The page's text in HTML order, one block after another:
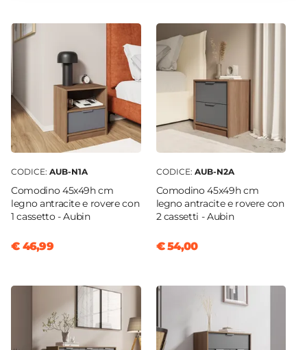
CODICE: AUB-N1A
Comodino 45x49h cm
legno antracite e rovere con
1 cassetto - Aubin
€ 46,99
CODICE: AUB-N2A
Comodino 45x49h cm
legno antracite e rovere con
2 cassetti - Aubin
€ 54,00